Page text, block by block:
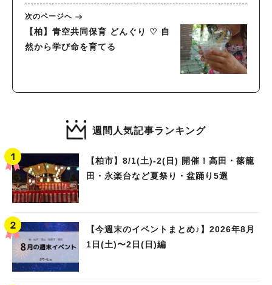
次のページへ
【柏】青空共同保育 どんぐり ♡ 自
然から学び命を育てる
週間人気記事ランキング
【柏市】8/1(土)‐2(日) 開催！高田・篠籠
田・永楽台など夏祭り・盆踊り5選
【今週末のイベントまとめ♪】2026年8月
1日(土)〜2日(日)編